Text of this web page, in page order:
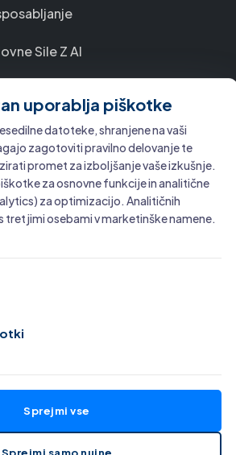
Sile Z AI
uporablja piškotke
datoteke, shranjene na vaši
zagotoviti pravilno delovanje te
promet za izboljšanje vaše izkušnje.
za osnovne funkcije in analitične
za optimizacijo. Analitičnih
tretjimi osebami v marketinške namene.
Sprejmi vse